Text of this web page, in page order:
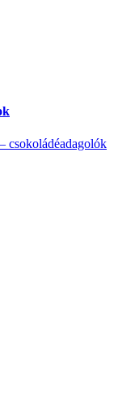
csokoládéadagolók